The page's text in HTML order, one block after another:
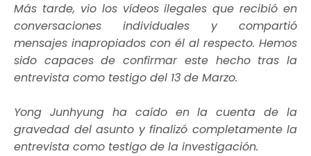
Más tarde, vio los vídeos ilegales que recibió en
conversaciones individuales y compartió
mensajes inapropiados con él al respecto. Hemos
sido capaces de confirmar este hecho tras la
entrevista como testigo del 13 de Marzo.
Yong Junhyung ha caído en la cuenta de la
gravedad del asunto y finalizó completamente la
entrevista como testigo de la investigación.